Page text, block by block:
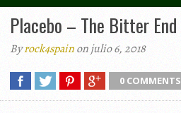
Placebo – The Bitter End
Byrock4spainon julio 6, 2018
0 COMMENTS